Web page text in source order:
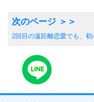
2回目の遠距離恋愛でも、初